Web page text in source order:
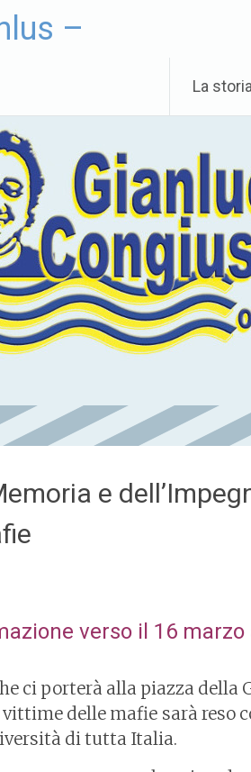
–
La storia
e
verso il 16 marzo
ci porterà alla piazza della
delle mafie sarà reso
di tutta Italia.